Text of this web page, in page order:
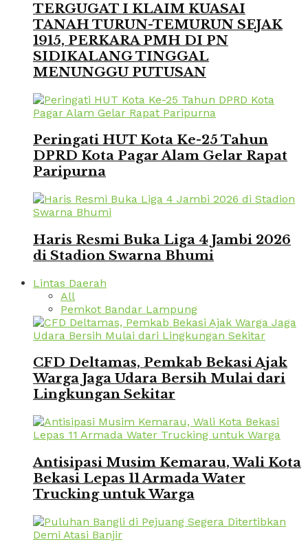
TERGUGAT I KLAIM KUASAI
TANAH TURUN-TEMURUN SEJAK
1915, PERKARA PMH DI PN
SIDIKALANG TINGGAL
MENUNGGU PUTUSAN
Peringati HUT Kota Ke-25 Tahun
DPRD Kota Pagar Alam Gelar Rapat
Paripurna
Haris Resmi Buka Liga 4 Jambi 2026
di Stadion Swarna Bhumi
Lintas Daerah
All
Pemkot Bandar Lampung
CFD Deltamas, Pemkab Bekasi Ajak
Warga Jaga Udara Bersih Mulai dari
Lingkungan Sekitar
Antisipasi Musim Kemarau, Wali Kota
Bekasi Lepas 11 Armada Water
Trucking untuk Warga